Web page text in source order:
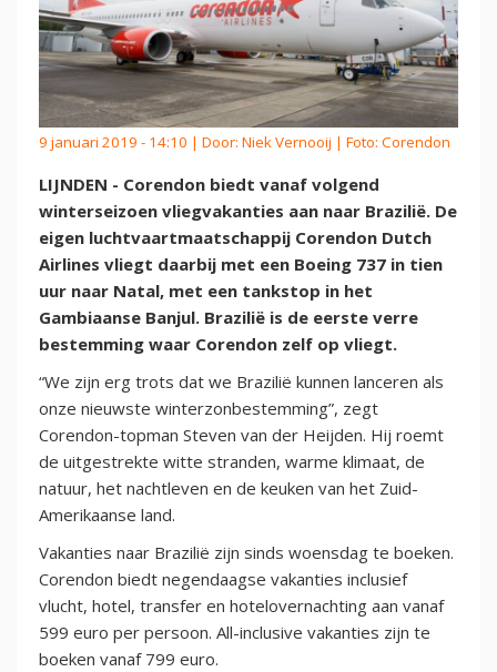
9 januari 2019 - 14:10 | Door: Niek Vernooij | Foto: Corendon
LIJNDEN - Corendon biedt vanaf volgend
winterseizoen vliegvakanties aan naar Brazilië. De
eigen luchtvaartmaatschappij Corendon Dutch
Airlines vliegt daarbij met een Boeing 737 in tien
uur naar Natal, met een tankstop in het
Gambiaanse Banjul. Brazilië is de eerste verre
bestemming waar Corendon zelf op vliegt.
“We zijn erg trots dat we Brazilië kunnen lanceren als
onze nieuwste winterzonbestemming”, zegt
Corendon-topman Steven van der Heijden. Hij roemt
de uitgestrekte witte stranden, warme klimaat, de
natuur, het nachtleven en de keuken van het Zuid-
Amerikaanse land.
Vakanties naar Brazilië zijn sinds woensdag te boeken.
Corendon biedt negendaagse vakanties inclusief
vlucht, hotel, transfer en hotelovernachting aan vanaf
599 euro per persoon. All-inclusive vakanties zijn te
boeken vanaf 799 euro.